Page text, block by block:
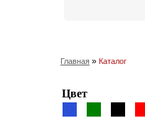
Главная » Каталог
Цвет